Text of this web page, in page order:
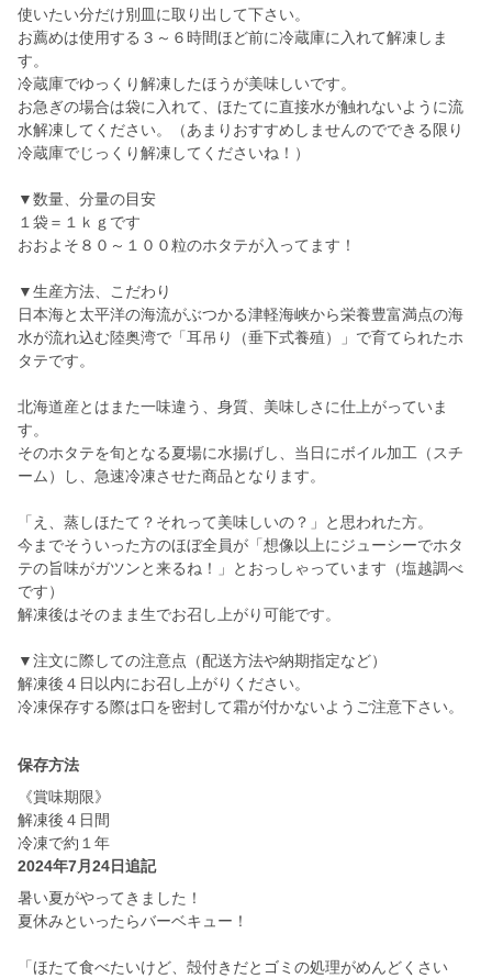
使いたい分だけ別皿に取り出して下さい。
お薦めは使用する３～６時間ほど前に冷蔵庫に入れて解凍しま
す。
冷蔵庫でゆっくり解凍したほうが美味しいです。
お急ぎの場合は袋に入れて、ほたてに直接水が触れないように流
水解凍してください。（あまりおすすめしませんのでできる限り
冷蔵庫でじっくり解凍してくださいね！）
▼数量、分量の目安
１袋＝１ｋｇです
おおよそ８０～１００粒のホタテが入ってます！
▼生産方法、こだわり
日本海と太平洋の海流がぶつかる津軽海峡から栄養豊富満点の海
水が流れ込む陸奥湾で「耳吊り（垂下式養殖）」で育てられたホ
タテです。
北海道産とはまた一味違う、身質、美味しさに仕上がっていま
す。
そのホタテを旬となる夏場に水揚げし、当日にボイル加工（スチ
ーム）し、急速冷凍させた商品となります。
「え、蒸しほたて？それって美味しいの？」と思われた方。
今までそういった方のほぼ全員が「想像以上にジューシーでホタ
テの旨味がガツンと来るね！」とおっしゃっています（塩越調べ
です）
解凍後はそのまま生でお召し上がり可能です。
▼注文に際しての注意点（配送方法や納期指定など）
解凍後４日以内にお召し上がりください。
冷凍保存する際は口を密封して霜が付かないようご注意下さい。
保存方法
《賞味期限》
解凍後４日間
冷凍で約１年
2024年7月24日追記
暑い夏がやってきました！
夏休みといったらバーベキュー！
「ほたて食べたいけど、殻付きだとゴミの処理がめんどくさい